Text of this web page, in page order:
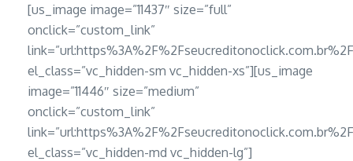
[us_image image=”11437″ size=”full”
onclick=”custom_link”
el_class=”vc_hidden-sm vc_hidden-xs”][us_image
image=”11446″ size=”medium”
onclick=”custom_link”
el_class=”vc_hidden-md vc_hidden-lg”]